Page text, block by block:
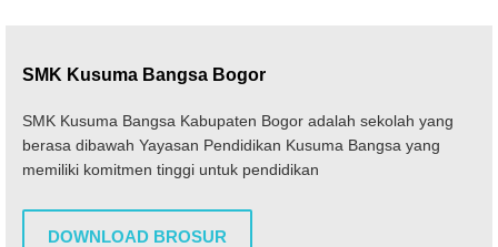
SMK Kusuma Bangsa Bogor
SMK Kusuma Bangsa Kabupaten Bogor adalah sekolah yang
berasa dibawah Yayasan Pendidikan Kusuma Bangsa yang
memiliki komitmen tinggi untuk pendidikan
DOWNLOAD BROSUR